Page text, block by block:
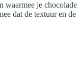
waarmee je chocolade
dat de textuur en de